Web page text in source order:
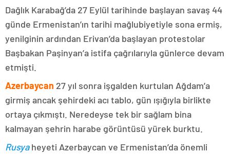
Dağlık Karabağ’da 27 Eylül tarihinde başlayan savaş 44
günde Ermenistan’ın tarihi mağlubiyetiyle sona ermiş,
yenilginin ardından Erivan’da başlayan protestolar
Başbakan Paşinyan’a istifa çağrılarıyla günlerce devam
etmişti.
Azerbaycan 27 yıl sonra işgalden kurtulan Ağdam’a
girmiş ancak şehirdeki acı tablo, gün ışığıyla birlikte
ortaya çıkmıştı. Neredeyse tek bir sağlam bina
kalmayan şehrin harabe görüntüsü yürek burktu.
Rusyaheyeti Azerbaycan ve Ermenistan’da önemli